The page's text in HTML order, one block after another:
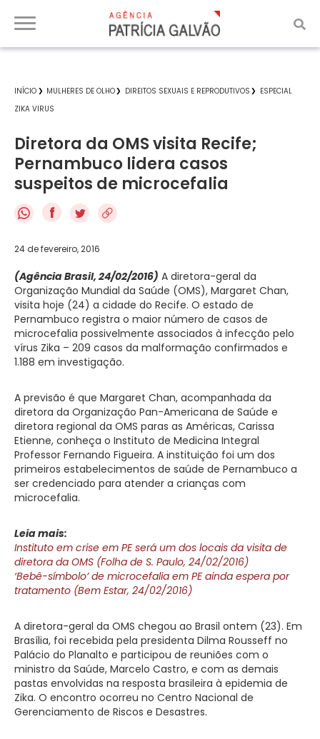
INÍCIO MULHERES DE OLHO DIREITOS SEXUAIS E REPRODUTIVOS
ESPECIAL
ZIKA VIRUS
Diretora da OMS visita Recife;
Pernambuco lidera casos
suspeitos de microcefalia
f
24 de fevereiro, 2016
(Agência Brasil, 24/02/2016) A diretora-geral da
Organização Mundial da Saúde (OMS), Margaret Chan,
visita hoje (24) a cidade do Recife. O estado de
Pernambuco registra o maior número de casos de
microcefalia possivelmente associados à infecção pelo
vírus Zika – 209 casos da malformação confirmados e
1.188 em investigação.
A previsão é que Margaret Chan, acompanhada da
diretora da Organização Pan-Americana de Saúde e
diretora regional da OMS paras as Américas, Carissa
Etienne, conheça o Instituto de Medicina Integral
Professor Fernando Figueira. A instituição foi um dos
primeiros estabelecimentos de saúde de Pernambuco a
ser credenciado para atender a crianças com
microcefalia.
Leia mais:
Instituto em crise em PE será um dos locais da visita de
diretora da OMS (Folha de S. Paulo, 24/02/2016)
‘Bebê-símbolo’ de microcefalia em PE ainda espera por
tratamento (Bem Estar, 24/02/2016)
A diretora-geral da OMS chegou ao Brasil ontem (23). Em
Brasília, foi recebida pela presidenta Dilma Rousseff no
Palácio do Planalto e participou de reuniões com o
ministro da Saúde, Marcelo Castro, e com as demais
pastas envolvidas na resposta brasileira à epidemia de
Zika. O encontro ocorreu no Centro Nacional de
Gerenciamento de Riscos e Desastres.